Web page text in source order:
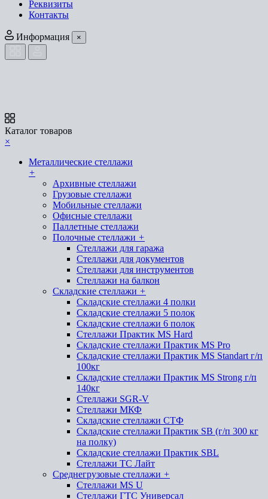
Реквизиты
Контакты
Информация ×
Каталог товаров
×
Металлические стеллажи
+
Архивные стеллажи
Грузовые стеллажи
Мобильные стеллажи
Офисные стеллажи
Паллетные стеллажи
Полочные стеллажи +
Стеллажи для гаража
Стеллажи для документов
Стеллажи для инструментов
Стеллажи на балкон
Складские стеллажи +
Складские стеллажи 4 полки
Складские стеллажи 5 полок
Складские стеллажи 6 полок
Стеллажи Практик MS Hard
Складские стеллажи Практик MS Pro
Складские стеллажи Практик MS Standart г/п
100кг
Складские стеллажи Практик MS Strong г/п
140кг
Стеллажи SGR-V
Стеллажи МКФ
Складские стеллажи СТФ
Складские стеллажи Практик SB (г/п 300 кг
на полку)
Складские стеллажи Практик SBL
Стеллажи ТС Лайт
Среднегрузовые стеллажи +
Стеллажи MS U
Стеллажи ГТС Универсал